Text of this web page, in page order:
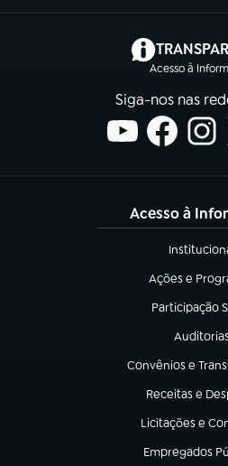
Acesso à
Siga-nos nas
Acesso à
(abre em
Ações e
(abre em
Participação
(abre em
(abre em
Convênios e
(abre em nova
Receitas e
(abre em nova
Licitações e
(abre em nova
Empregados
(abre em nova